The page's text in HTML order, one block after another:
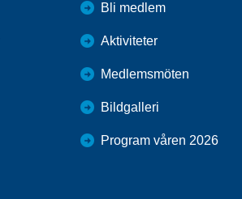
Bli medlem
Aktiviteter
Medlemsmöten
Bildgalleri
Program våren 2026